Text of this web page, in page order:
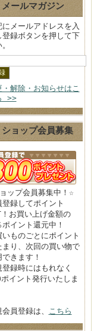
メールマガジン
にメールアドレスを入
登録ボタンを押して下
・解除・お知らせはこ
>>
ショップ会員募集
ップ会員募集中！☆
登録してポイント
！お買い上げ金額の
ポイント還元中！
いものごとにポイント
まり、次回の買い物で
きます！
登録時にはもれなく
イント発行いたしま
会員登録は、 こちら